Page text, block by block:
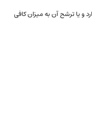
و یا ترشح آن به میزان کافی